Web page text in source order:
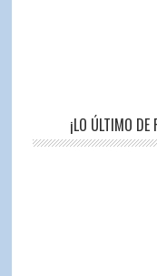
¡LO ÚLTIMO DE